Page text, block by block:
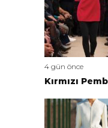
4 gün önce
Kırmızı